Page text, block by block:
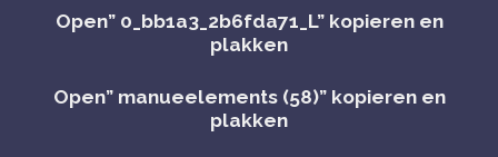
Open” 0_bb1a3_2b6fda71_L” kopieren en
plakken
Open” manueelements (58)” kopieren en
plakken